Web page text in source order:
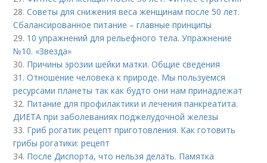
28.Советы для снижения веса женщинам после 50 лет.
Сбалансированное питание – главные принципы
29. 10 упражнений для рельефного тела. Упражнение
№10. «Звезда»
30. Причины эрозии шейки матки. Общие сведения
31.Отношение человека к природе. Мы пользуемся
ресурсами планеты так как будто они нам принадлежат
32. Питание для профилактики и лечения панкреатита.
ДИЕТА при заболеваниях поджелудочной железы
33. Гриб рогатик рецепт приготовления. Как готовить
грибы рогатики: рецепт
34. После Диспорта, что нельзя делать. Памятка